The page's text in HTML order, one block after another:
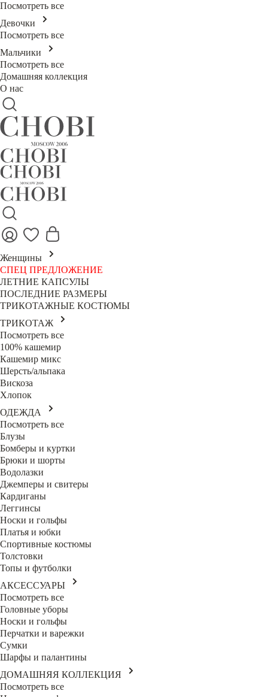
Посмотреть все
Девочки
Посмотреть все
Мальчики
Посмотреть все
Домашняя коллекция
О нас
Женщины
СПЕЦ ПРЕДЛОЖЕНИЕ
ЛЕТНИЕ КАПСУЛЫ
ПОСЛЕДНИЕ РАЗМЕРЫ
ТРИКОТАЖНЫЕ КОСТЮМЫ
ТРИКОТАЖ
Посмотреть все
100% кашемир
Кашемир микс
Шерсть/альпака
Вискоза
Хлопок
ОДЕЖДА
Посмотреть все
Блузы
Бомберы и куртки
Брюки и шорты
Водолазки
Джемперы и свитеры
Кардиганы
Леггинсы
Носки и гольфы
Платья и юбки
Спортивные костюмы
Толстовки
Топы и футболки
АКСЕССУАРЫ
Посмотреть все
Головные уборы
Носки и гольфы
Перчатки и варежки
Сумки
Шарфы и палантины
ДОМАШНЯЯ КОЛЛЕКЦИЯ
Посмотреть все